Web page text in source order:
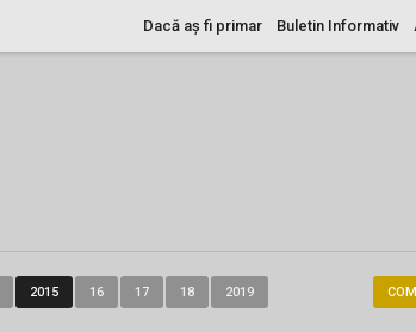
Buletin Informativ
Dacă aș fi primar
2015 16 17 18 2019